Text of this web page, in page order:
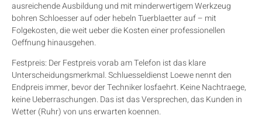
ausreichende Ausbildung und mit minderwertigem Werkzeug
bohren Schloesser auf oder hebeln Tuerblaetter auf – mit
Folgekosten, die weit ueber die Kosten einer professionellen
Oeffnung hinausgehen.
Festpreis: Der Festpreis vorab am Telefon ist das klare
Unterscheidungsmerkmal. Schluesseldienst Loewe nennt den
Endpreis immer, bevor der Techniker losfaehrt. Keine Nachtraege,
keine Ueberraschungen. Das ist das Versprechen, das Kunden in
Wetter (Ruhr) von uns erwarten koennen.